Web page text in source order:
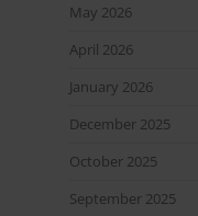
May 2026
April 2026
January 2026
December 2025
October 2025
September 2025